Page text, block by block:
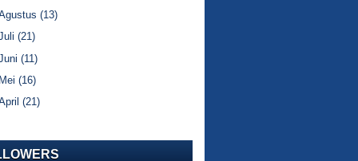
(13)
(21)
(11)
Mei (16)
(21)